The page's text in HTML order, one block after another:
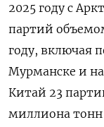
2025 году с
партий
году, включая
Мурманске и
Китай 23
миллиона тонн